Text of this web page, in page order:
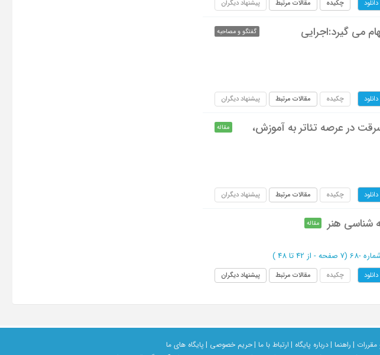
دانلود چکیده مقالات مرتبط پیشنهاد دیگران
می گیرد:اجرایی
گفتگو و مصاحبه
دانلود چکیده مقالات مرتبط پیشنهاد دیگران
در عرصه تئاتر به آموزش،
مقاله
دانلود چکیده مقالات مرتبط پیشنهاد دیگران
شناسی هنر مقاله
(‎7 صفحه - از 42 تا 48 )
دانلود چکیده مقالات مرتبط پیشنهاد دیگران
مقررات | راهنما |درباره پایگاه | ارتباط با ما |حریم خصوصی | پایگاه های ما